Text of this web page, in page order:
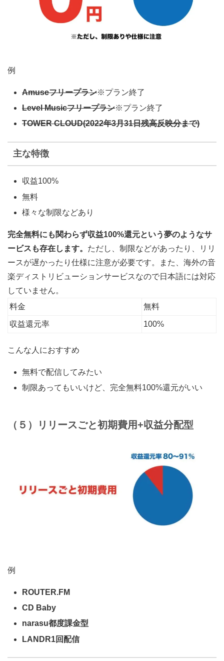
例
Amuseフリープラン※プラン終了
Level Musicフリープラン※プラン終了
TOWER CLOUD(2022年3月31日残高反映分まで)
主な特徴
収益100%
無料
様々な制限などあり
完全無料にも関わらず収益100%還元という夢のようなサ
ービスも存在します。 ただし、制限などがあったり、リリ
ースが遅かったり仕様に注意が必要です。また、海外の音
楽ディストリビューションサービスなので日本語には対応
していません。
料金
無料
収益還元率 100%
こんな人におすすめ
無料で配信してみたい
制限あってもいいけど、完全無料100%還元がいい
（５）リリースごと初期費用+収益分配型
例
ROUTER.FM
CD Baby
narasu都度課金型
LANDR1回配信